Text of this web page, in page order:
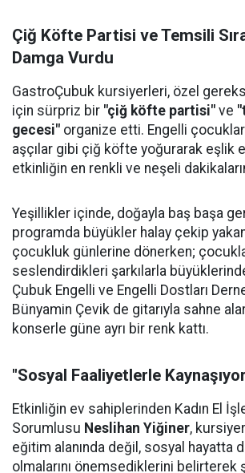
Çiğ Köfte Partisi ve Temsili
Damga Vurdu
GastroÇubuk kursiyerleri, özel
için sürpriz bir "çiğ köfte partisi" ve
gecesi" organize etti. Engelli
aşçılar gibi çiğ köfte yoğurarak eşlik
etkinliğin en renkli ve neşeli
Yeşillikler içinde, doğayla baş başa
programda büyükler halay çekip
çocukluk günlerine dönerken;
seslendirdikleri şarkılarla
Çubuk Engelli ve Engelli Dostları
Bünyamin Çevik de gitarıyla sahne
konserle güne ayrı bir renk kattı.
"Sosyal Faaliyetlerle
Etkinliğin ev sahiplerinden Kadın El
Sorumlusu Neslihan Yiğiner,
eğitim alanında değil, sosyal hayatta
olmalarını önemsediklerini belirterek